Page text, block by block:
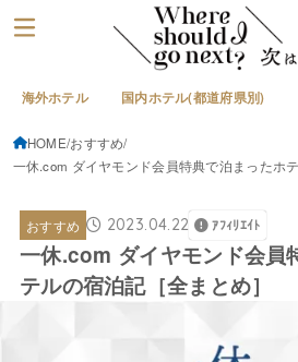
海外ホテル 国内ホテル(都道府県別)
HOME おすすめ
一休.com ダイヤモンド会員特典で泊まったホ
おすすめ 2023.04.22 ｱﾌｨﾘｴｲﾄ
一休.com ダイヤモンド会員
テルの宿泊記［全まとめ］